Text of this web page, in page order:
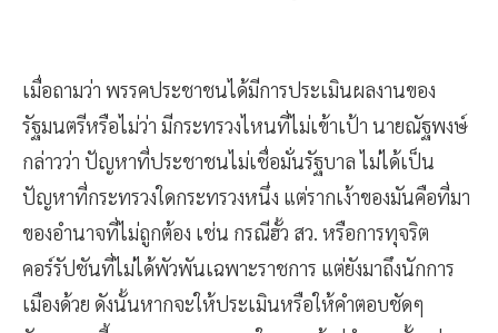
เมื่อถามว่า พรรคประชาชนได้มีการประเมินผลงานของ
รัฐมนตรีหรือไม่ว่า มีกระทรวงไหนที่ไม่เข้าเป้า นายณัฐพงษ์
กล่าวว่า ปัญหาที่ประชาชนไม่เชื่อมั่นรัฐบาล ไม่ได้เป็น
ปัญหาที่กระทรวงใดกระทรวงหนึ่ง แต่รากเง้าของมันคือที่มา
ของอำนาจที่ไม่ถูกต้อง เช่น กรณีฮั้ว สว. หรือการทุจริต
คอร์รัปชันที่ไม่ได้พัวพันเฉพาะราชการ แต่ยังมาถึงนักการ
เมืองด้วย ดังนั้นหากจะให้ประเมินหรือให้คำตอบชัดๆ